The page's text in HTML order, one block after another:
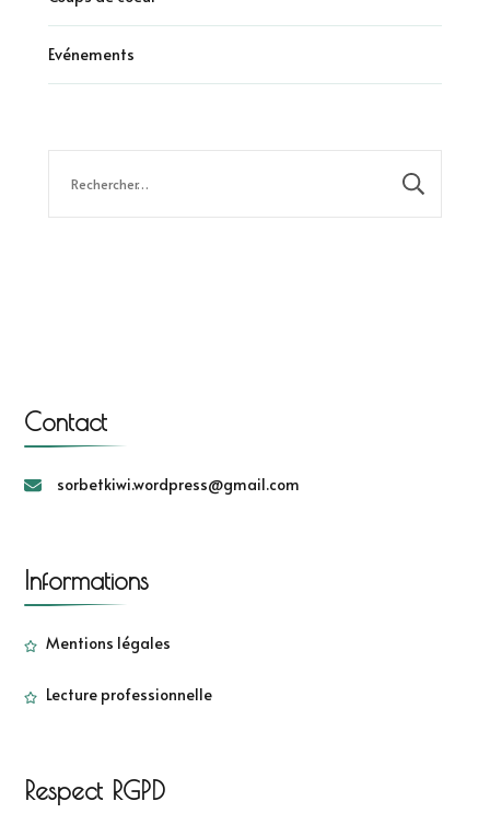
Evénements
Contact
sorbetkiwi.wordpress@gmail.com
Informations
Mentions légales
Lecture professionnelle
Respect RGPD